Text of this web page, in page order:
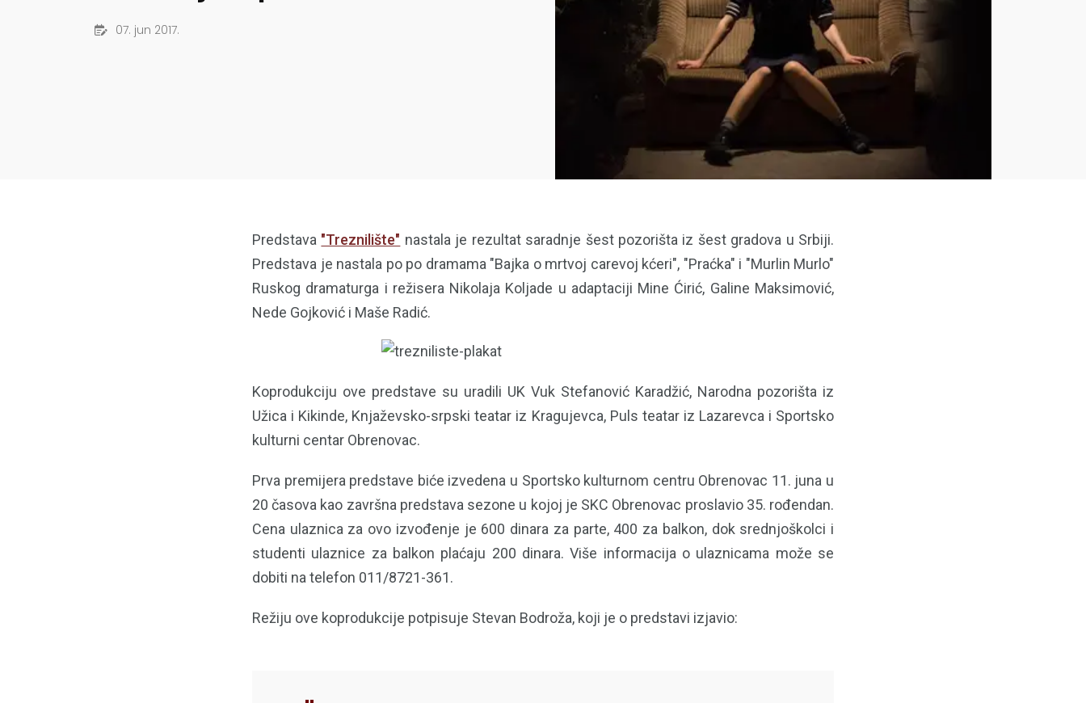
07. jun 2017.
Predstava "Treznilište" nastala je rezultat saradnje šest pozorišta iz šest gradova u Srbiji.
Predstava je nastala po po dramama "Bajka o mrtvoj carevoj kćeri", "Praćka" i "Murlin Murlo"
Ruskog dramaturga i režisera Nikolaja Koljade u adaptaciji Mine Ćirić, Galine Maksimović,
Nede Gojković i Maše Radić.
Koprodukciju ove predstave su uradili UK Vuk Stefanović Karadžić, Narodna pozorišta iz
Užica i Kikinde, Knjaževsko-srpski teatar iz Kragujevca, Puls teatar iz Lazarevca i Sportsko
kulturni centar Obrenovac.
Prva premijera predstave biće izvedena u Sportsko kulturnom centru Obrenovac 11. juna u
20 časova kao završna predstava sezone u kojoj je SKC Obrenovac proslavio 35. rođendan.
Cena ulaznica za ovo izvođenje je 600 dinara za parte, 400 za balkon, dok srednjoškolci i
studenti ulaznice za balkon plaćaju 200 dinara. Više informacija o ulaznicama može se
dobiti na telefon 011/8721-361.
Režiju ove koprodukcije potpisuje Stevan Bodroža, koji je o predstavi izjavio: